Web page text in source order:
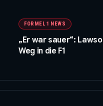
FORMEL 1 NEWS
„Er war sauer“:
Weg in die F1